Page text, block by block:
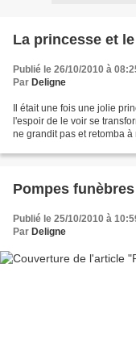
La princesse et
Publié le 26/10/2010 à
Par Deligne
Il était une fois une jolie
l'espoir de le voir se
ne grandit pas et retomba
Pompes funèbres
Publié le 25/10/2010 à
Par Deligne